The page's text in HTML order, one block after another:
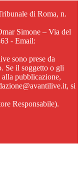
di Roma, n.
Simone – Via del
- Email:
sono prese da
Se il soggetto o gli
pubblicazione,
si
Responsabile).